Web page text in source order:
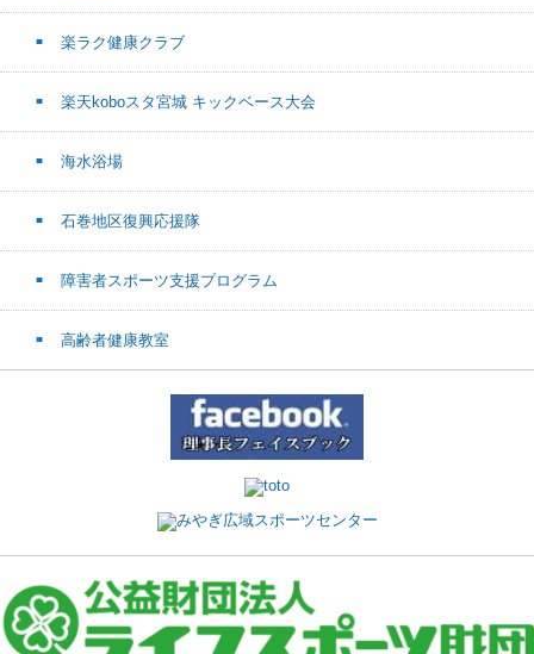
楽ラク健康クラブ
楽天koboスタ宮城 キックベース大会
海水浴場
石巻地区復興応援隊
障害者スポーツ支援プログラム
高齢者健康教室